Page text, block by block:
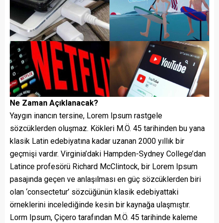
Ne Zaman Açıklanacak?
Yaygın inancın tersine, Lorem Ipsum rastgele
sözcüklerden oluşmaz. Kökleri M.Ö. 45 tarihinden bu yana
klasik Latin edebiyatına kadar uzanan 2000 yıllık bir
geçmişi vardır. Virginia’daki Hampden-Sydney College’dan
Latince profesörü Richard McClintock, bir Lorem Ipsum
pasajında geçen ve anlaşılması en güç sözcüklerden biri
olan ‘consectetur’ sözcüğünün klasik edebiyattaki
örneklerini incelediğinde kesin bir kaynağa ulaşmıştır.
Lorm Ipsum, Çiçero tarafından M.Ö. 45 tarihinde kaleme